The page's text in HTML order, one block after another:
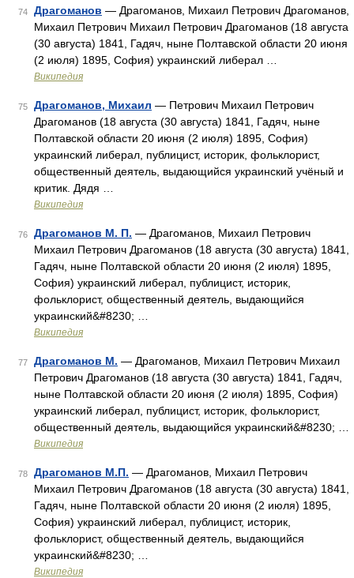
74 Драгоманов — Драгоманов, Михаил Петрович Драгоманов,
Михаил Петрович Михаил Петрович Драгоманов (18 августа
(30 августа) 1841, Гадяч, ныне Полтавской области 20 июня
(2 июля) 1895, София) украинский либерал …
Википедия
75 Драгоманов, Михаил — Петрович Михаил Петрович
Драгоманов (18 августа (30 августа) 1841, Гадяч, ныне
Полтавской области 20 июня (2 июля) 1895, София)
украинский либерал, публицист, историк, фольклорист,
общественный деятель, выдающийся украинский учёный и
критик. Дядя …
Википедия
76 Драгоманов М. П. — Драгоманов, Михаил Петрович
Михаил Петрович Драгоманов (18 августа (30 августа) 1841,
Гадяч, ныне Полтавской области 20 июня (2 июля) 1895,
София) украинский либерал, публицист, историк,
фольклорист, общественный деятель, выдающийся
украинский&#8230; …
Википедия
77 Драгоманов М. — Драгоманов, Михаил Петрович Михаил
Петрович Драгоманов (18 августа (30 августа) 1841, Гадяч,
ныне Полтавской области 20 июня (2 июля) 1895, София)
украинский либерал, публицист, историк, фольклорист,
общественный деятель, выдающийся украинский&#8230; …
Википедия
78 Драгоманов М.П. — Драгоманов, Михаил Петрович
Михаил Петрович Драгоманов (18 августа (30 августа) 1841,
Гадяч, ныне Полтавской области 20 июня (2 июля) 1895,
София) украинский либерал, публицист, историк,
фольклорист, общественный деятель, выдающийся
украинский&#8230; …
Википедия